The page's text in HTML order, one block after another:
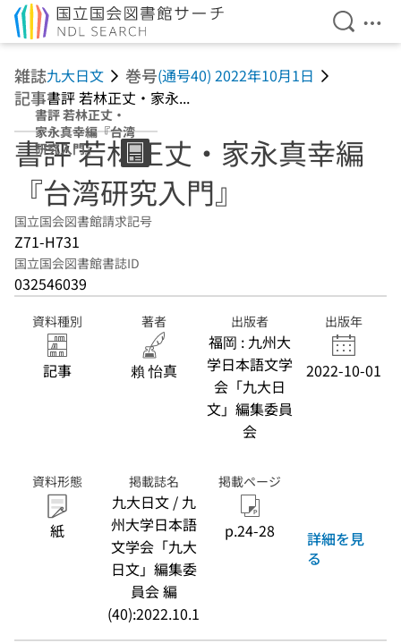
検索を
メ
雑誌九大日文 巻号(通号40) 2022年10月1日
記事書評 若林正丈・家永...
書評 若林正丈・
家永真幸編『台湾
研究入門』
書評 若林正丈・家永真幸編
『台湾研究入門』
国立国会図書館請求記号
Z71-H731
国立国会図書館書誌ID
032546039
資料種別
記事
著者
賴 怡真
出版者
福岡 : 九州大
学日本語文学
会「九大日
文」編集委員
会
出版年
2022-10-01
資料形態
紙
掲載誌名
九大日文 / 九
州大学日本語
文学会「九大
日文」編集委
員会 編
(40):2022.10.1
掲載ページ
p.24-28
詳細を見
る